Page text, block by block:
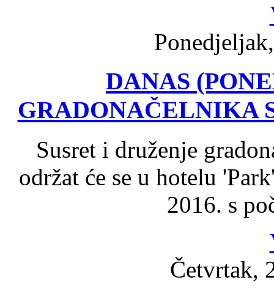
DANAS
GRADONAČELNIKA
Susret i druženje
održat će se u hotelu
2016. s
Četvrtak,